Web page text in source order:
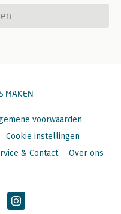
MAKEN
voorwaarden
Cookie instellingen
& Contact Over ons